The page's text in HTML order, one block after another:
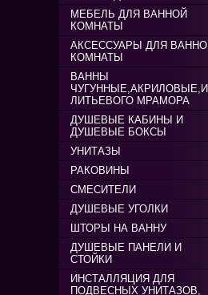
МЕБЕЛЬ ДЛЯ ВАННОЙ
КОМНАТЫ
АКСЕССУАРЫ ДЛЯ
КОМНАТЫ
ВАННЫ
ЛИТЬЕВОГО МРАМОРА
ДУШЕВЫЕ КАБИНЫ И
ДУШЕВЫЕ БОКСЫ
УНИТАЗЫ
РАКОВИНЫ
СМЕСИТЕЛИ
ДУШЕВЫЕ УГОЛКИ
ШТОРЫ НА ВАННУ
ДУШЕВЫЕ ПАНЕЛИ И
СТОЙКИ
ИНСТАЛЛЯЦИЯ ДЛЯ
ПОДВЕСНЫХ УНИТАЗОВ,